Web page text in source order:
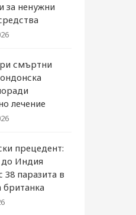
за ненужни
смъртни
лечение
прецедент:
Индия
паразита в
британка